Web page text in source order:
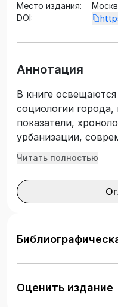
Место издания:
DOI:
Аннотация
В книге
социологии
показатели,
урбанизации,
урбанизации в
урбанизации;
социальная
полугород-
в город и обратно;
социологии и
провинция в
Читать полностью
Оценить издание